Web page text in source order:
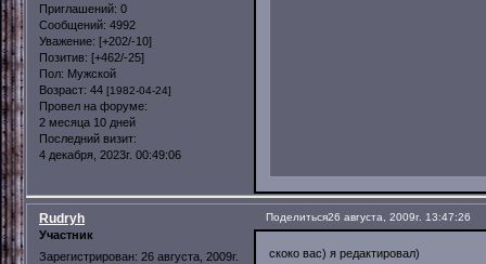
Приглашений: 0
Сообщений: 4992
Уважение: [+202/-10]
Позитив: [+462/-25]
Пол: Мужской
Возраст: 44 [1982-04-24]
Провел на форуме:
2 месяца 10 дней
Последний визит:
4 декабря, 2023г. 00:49:06
Поделиться26 августа, 2009г. 13:47:26
Rudryh
Участник
Зарегистрирован: 26 августа, 2009г.
скоко вас) я редактировал)